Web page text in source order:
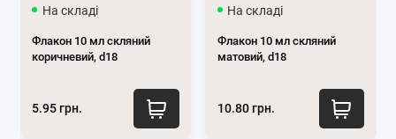
Збереження якості:
Запобігає окисленню і
розкладанню активних компонентів
косметичного продукту, що допомагає зберегти
Елегантний вигляд:
Коричневий колір надає
флакону вишуканого вигляду і чудово
На складі
Флакон 10 мл скляний
коричневий, d18
5.95 грн.
На складі
Флакон 10 мл скляний
матовий, d18
10.80 грн.